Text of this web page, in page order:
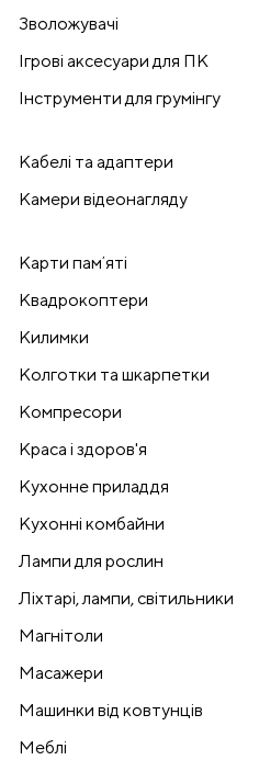
Зволожувачі
Ігрові аксесуари для ПК
Інструменти для грумінгу
Кабелі та адаптери
Камери відеонагляду
Карти памʼяті
Квадрокоптери
Килимки
Колготки та шкарпетки
Компресори
Краса і здоров'я
Кухонне приладдя
Кухонні комбайни
Лампи для рослин
Ліхтарі, лампи, світильники
Магнітоли
Масажери
Машинки від ковтунців
Меблі